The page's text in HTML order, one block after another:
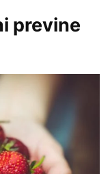
previne